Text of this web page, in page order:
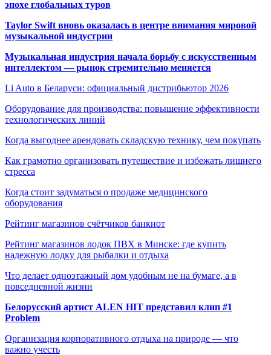
эпохе глобальных туров
Taylor Swift вновь оказалась в центре внимания мировой
музыкальной индустрии
Музыкальная индустрия начала борьбу с искусственным
интеллектом — рынок стремительно меняется
Li Auto в Беларуси: официальный дистрибьютор 2026
Оборудование для производства: повышение эффективности
технологических линий
Когда выгоднее арендовать складскую технику, чем покупать
Как грамотно организовать путешествие и избежать лишнего
стресса
Когда стоит задуматься о продаже медицинского
оборудования
Рейтинг магазинов счётчиков банкнот
Рейтинг магазинов лодок ПВХ в Минске: где купить
надежную лодку для рыбалки и отдыха
Что делает одноэтажный дом удобным не на бумаге, а в
повседневной жизни
Белорусский артист ALEN HIT представил клип #1
Problem
Организация корпоративного отдыха на природе — что
важно учесть